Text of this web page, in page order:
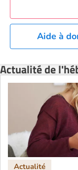
Aide à
Actualité de